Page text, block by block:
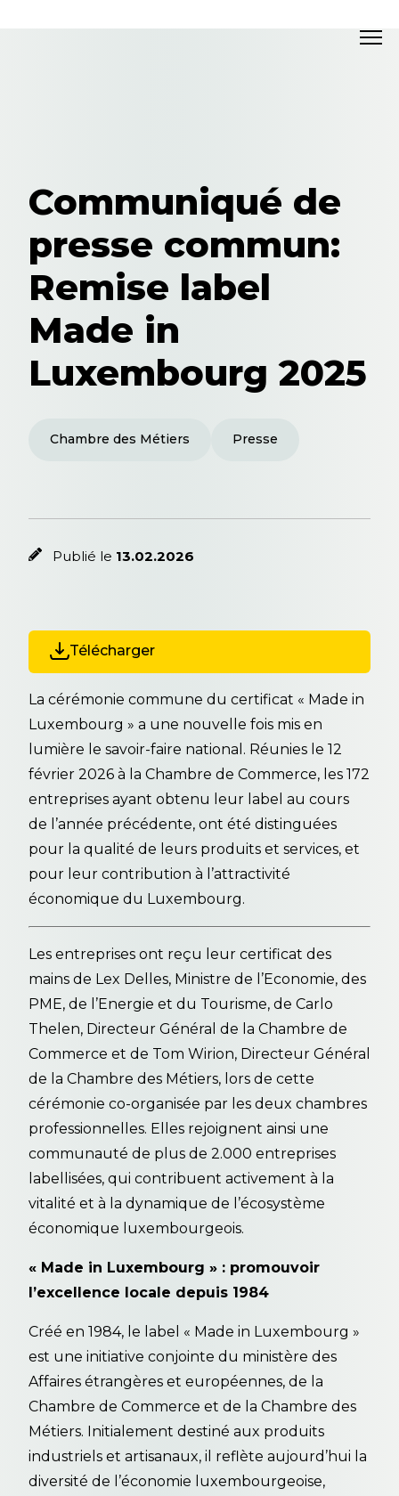
Communiqué de
presse commun:
Remise label
Made in
Luxembourg 2025
Chambre des Métiers Presse
Publié le 13.02.2026
Télécharger
La cérémonie commune du certificat « Made in
Luxembourg » a une nouvelle fois mis en
lumière le savoir-faire national. Réunies le 12
février 2026 à la Chambre de Commerce, les 172
entreprises ayant obtenu leur label au cours
de l’année précédente, ont été distinguées
pour la qualité de leurs produits et services, et
pour leur contribution à l’attractivité
économique du Luxembourg.
Les entreprises ont reçu leur certificat des
mains de Lex Delles, Ministre de l’Economie, des
PME, de l’Energie et du Tourisme, de Carlo
Thelen, Directeur Général de la Chambre de
Commerce et de Tom Wirion, Directeur Général
de la Chambre des Métiers, lors de cette
cérémonie co-organisée par les deux chambres
professionnelles. Elles rejoignent ainsi une
communauté de plus de 2.000 entreprises
labellisées, qui contribuent activement à la
vitalité et à la dynamique de l’écosystème
économique luxembourgeois.
« Made in Luxembourg » : promouvoir
l’excellence locale depuis 1984
Créé en 1984, le label « Made in Luxembourg »
est une initiative conjointe du ministère des
Affaires étrangères et européennes, de la
Chambre de Commerce et de la Chambre des
Métiers. Initialement destiné aux produits
industriels et artisanaux, il reflète aujourd’hui la
diversité de l’économie luxembourgeoise,